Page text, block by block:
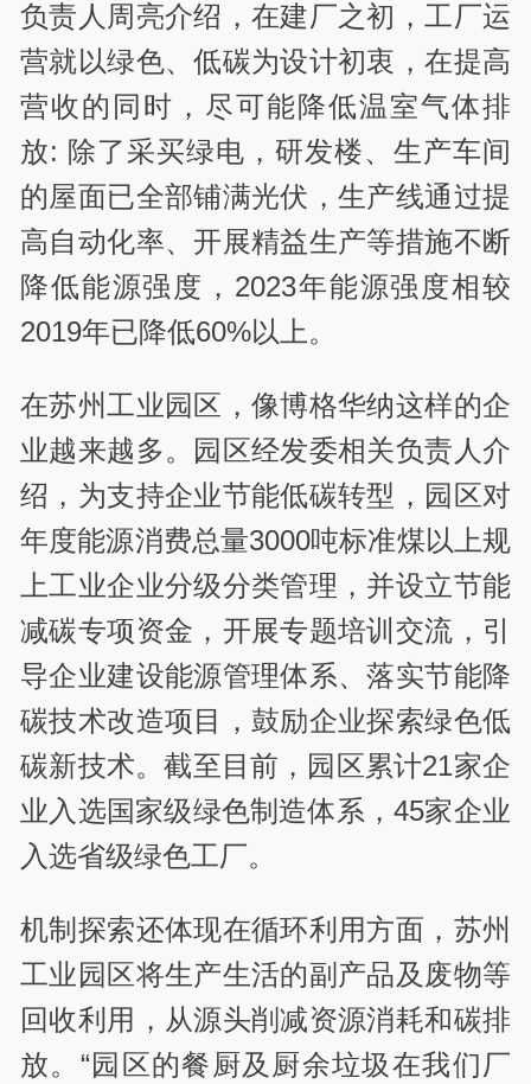
负责人周亮介绍，在建厂之初，工厂运
营就以绿色、低碳为设计初衷，在提高
营收的同时，尽可能降低温室气体排
放: 除了采买绿电，研发楼、生产车间
的屋面已全部铺满光伏，生产线通过提
高自动化率、开展精益生产等措施不断
降低能源强度，2023年能源强度相较
2019年已降低60%以上。
在苏州工业园区，像博格华纳这样的企
业越来越多。园区经发委相关负责人介
绍，为支持企业节能低碳转型，园区对
年度能源消费总量3000吨标准煤以上规
上工业企业分级分类管理，并设立节能
减碳专项资金，开展专题培训交流，引
导企业建设能源管理体系、落实节能降
碳技术改造项目，鼓励企业探索绿色低
碳新技术。截至目前，园区累计21家企
业入选国家级绿色制造体系，45家企业
入选省级绿色工厂。
机制探索还体现在循环利用方面，苏州
工业园区将生产生活的副产品及废物等
回收利用，从源头削减资源消耗和碳排
放。“园区的餐厨及厨余垃圾在我们厂